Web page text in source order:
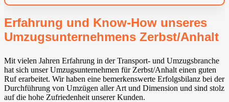
Erfahrung und Know-How unseres
Umzugsunternehmens Zerbst/Anhalt
Mit vielen Jahren Erfahrung in der Transport- und Umzugsbranche
hat sich unser Umzugsunternehmen für Zerbst/Anhalt einen guten
Ruf erarbeitet. Wir haben eine bemerkenswerte Erfolgsbilanz bei der
Durchführung von Umzügen aller Art und Dimension und sind stolz
auf die hohe Zufriedenheit unserer Kunden.